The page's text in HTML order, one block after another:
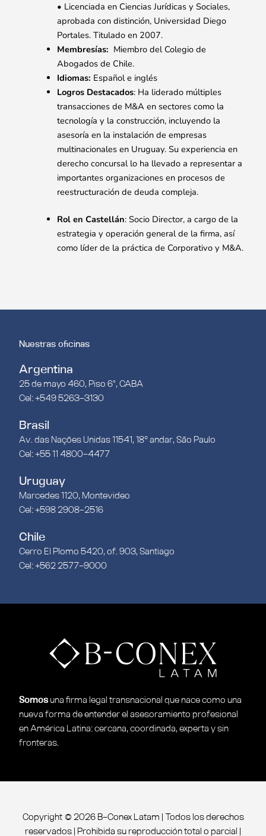
• Licenciada en Ciencias Jurídicas y Sociales,
aprobada con distinción, Universidad Diego
Portales. Titulado en 2007.
Membresías: Miembro del Colegio de
Abogados de Chile.
Idiomas: Español e inglés
Logros Destacados: Ha liderado múltiples
transacciones de M&A en sectores como la
tecnología y la construcción, incluyendo la
asesoría en la instalación de empresas
multinacionales en Uruguay. Su experiencia en
derecho concursal lo ha llevado a representar a
importantes organizaciones en procesos de
reestructuración de deuda compleja.
Rol en Castellán: Socio Director, a cargo de la
estrategia y operación general de la firma, así
como líder de la práctica de Corporativo y M&A.
Nuestras oficinas
Argentina
25 de mayo 460, Piso 6°, CABA
Cel: +549 5263-3130
Brasil
Av. das Nações Unidas 11541, 18º andar, São Paulo
Cel: +55 11 4800-4477
Uruguay
Marcedes 1120, Montevideo
Cel: +598 2908-2516
Chile
Cerro El Plomo 5420, of. 903, Santiago
Cel: +562 2577-9000
Somosuna ﬁrma legal transnacional que nace como una
nueva forma de entenderel asesoramiento profesional
en América Latina: cercana, coordinada, experta ysin
fronteras.
Copyright © 2026 B-Conex Latam | Todos los derechos
reservados | Prohibida su reproducción total o parcial |